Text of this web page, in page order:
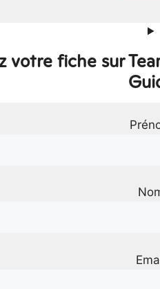
votre fiche sur